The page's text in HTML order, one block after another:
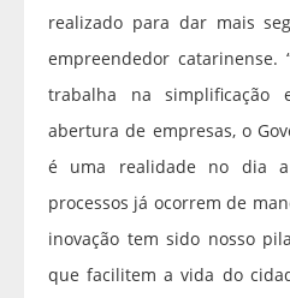
realizado para dar mais
empreendedor catarinense.
trabalha na simplificação
abertura de empresas, o
é uma realidade no dia
processos já ocorrem de
inovação tem sido nosso
que facilitem a vida do